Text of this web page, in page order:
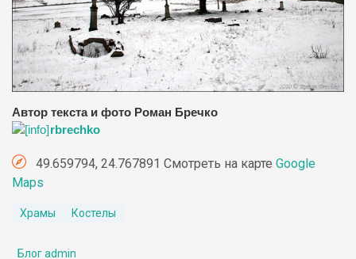
Автор текста и фото Роман Бречко
rbrechko
49.659794, 24.767891 Смотреть на карте Google
Maps
Храмы Костелы
Блог admin